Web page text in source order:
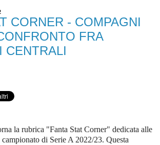
CORNER - COMPAGNI
FRA
CENTRALI
la rubrica "Fanta Stat Corner" dedicata alle
di Serie A 2022/23. Questa